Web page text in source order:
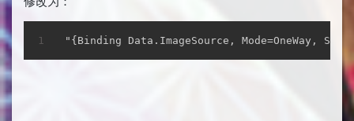
"{Binding Data.ImageSource, Mode=OneWay,
复制